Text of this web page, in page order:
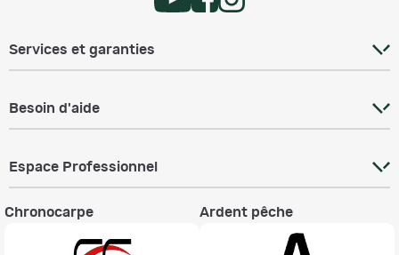
Services et garanties
Besoin d'aide
Espace Professionnel
Chronocarpe Ardent pêche